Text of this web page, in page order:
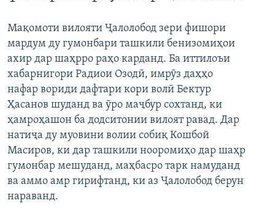
аслӣ
Ҷаҳиш
ҷустор
ҚАЗИЯИ "КРОКУС"
ОСИЁИ МАРКАЗӢ
ФАРҲАНГ
МЕҲМОНИ ОЗОДӢ
ВАРЗИШ
ТАҲҚИҚОТ
ҶАНГ ДАР УКРАИНА
НАЗАРИ МАРДУМ
БЛОГИСТОН
ОЗОДӢ ОНЛАЙН
ЧАНДРАСОНАӢ
ВИДЕО
НИГОРИСТОН
ГУЗОРИШҲОИ РАДИОӢ
РӮЙХАТҲО
КИТОБҲОИ ОЗОДӢ
Русский
ПАЙГИРӢ КУНЕД
Мақомоти вилояти Ҷалолобод зери фишори
мардум ду гумонбари ташкили бенизомиҳои
ахир дар шаҳрро раҳо карданд. Ба иттилоъи
хабарнигори Радиои Озодӣ, имрӯз даҳҳо
нафар вориди дафтари кори волӣ Бектур
Ҳасанов шуданд ва ӯро маҷбур сохтанд, ки
ҳамроҳашон ба додситонии вилоят равад. Дар
натиҷа ду муовини волии собиқ Кошбой
Масиров, ки дар ташкили нооромиҳо дар шаҳр
гумонбар мешуданд, маҳбасро тарк намуданд
ва аммо амр гирифтанд, ки аз Ҷалолобод берун
нараванд.